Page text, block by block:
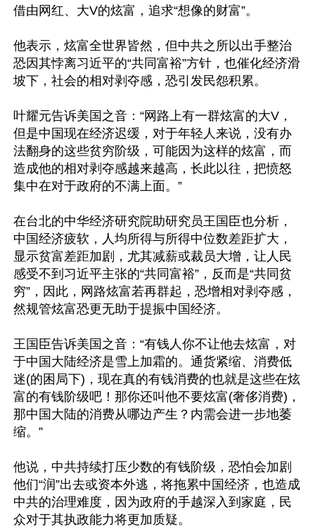
借由网红、大V的炫富，追求“想像的财富”。
他表示，炫富全世界皆然，但中共之所以出手整治
恐因其悖离习近平的“共同富裕”方针，也催化经济滑
坡下，社会的相对剥夺感，恐引发民怨积累。
叶耀元告诉美国之音：“网路上有一群炫富的大V，
但是中国现在经济迟缓，对于年轻人来说，没有办
法翻身的这些贫穷阶级，可能因为这样的炫富，而
造成他的相对剥夺感越来越高，长此以往，把愤怒
集中在对于政府的不满上面。”
在台北的中华经济研究院助研究员王国臣也分析，
中国经济疲软，人均所得与所得中位数差距扩大，
显示贫富差距加剧，尤其减薪或裁员大增，让人民
感受不到习近平主张的“共同富裕”，反而是“共同贫
穷”，因此，网路炫富若再群起，恐增相对剥夺感，
然规管炫富恐更无助于提振中国经济。
王国臣告诉美国之音：“有钱人你不让他去炫富，对
于中国大陆经济是雪上加霜的。通货紧缩、消费低
迷(的困局下)，现在真的有钱消费的也就是这些在炫
富的有钱阶级吧！那你还叫他不要炫富(奢侈消费)，
那中国大陆的消费从哪边产生？内需会进一步地萎
缩。”
他说，中共持续打压少数的有钱阶级，恐怕会加剧
他们“润”出去或资本外逃，将拖累中国经济，也造成
中共的治理难度，因为政府的手越深入到家庭，民
众对于其执政能力将更加质疑。